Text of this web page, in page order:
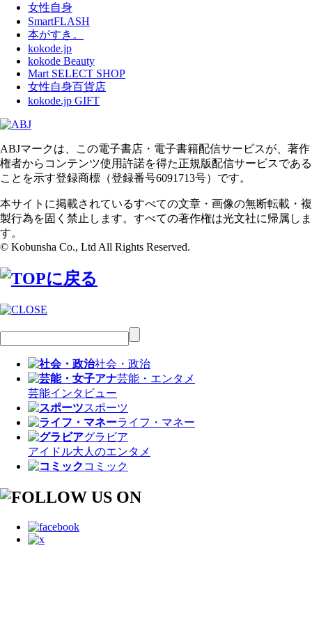
女性自身
SmartFLASH
本がすき。
kokode.jp
kokode Beauty
Mart SELECT SHOP
女性自身百貨店
kokode.jp GIFT
ABJマークは、この電子書店・電子書籍配信サービスが、著作
権者からコンテンツ使用許諾を得た正規版配信サービスである
ことを示す登録商標（登録番号6091713号）です。
本サイトに掲載されているすべての文章・画像の無断転載・複
製行為を固く禁止します。すべての著作権は光文社に帰属しま
す。
© Kobunsha Co., Ltd All Rights Reserved.
社会・政治
芸能・エンタメ
芸能インタビュー
スポーツ
ライフ・マネー
グラビア
アイドル大人のエンタメ
コミック